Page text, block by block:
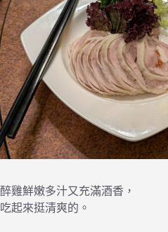
醉雞鮮嫩多汁又充滿酒香，
吃起來挺清爽的。